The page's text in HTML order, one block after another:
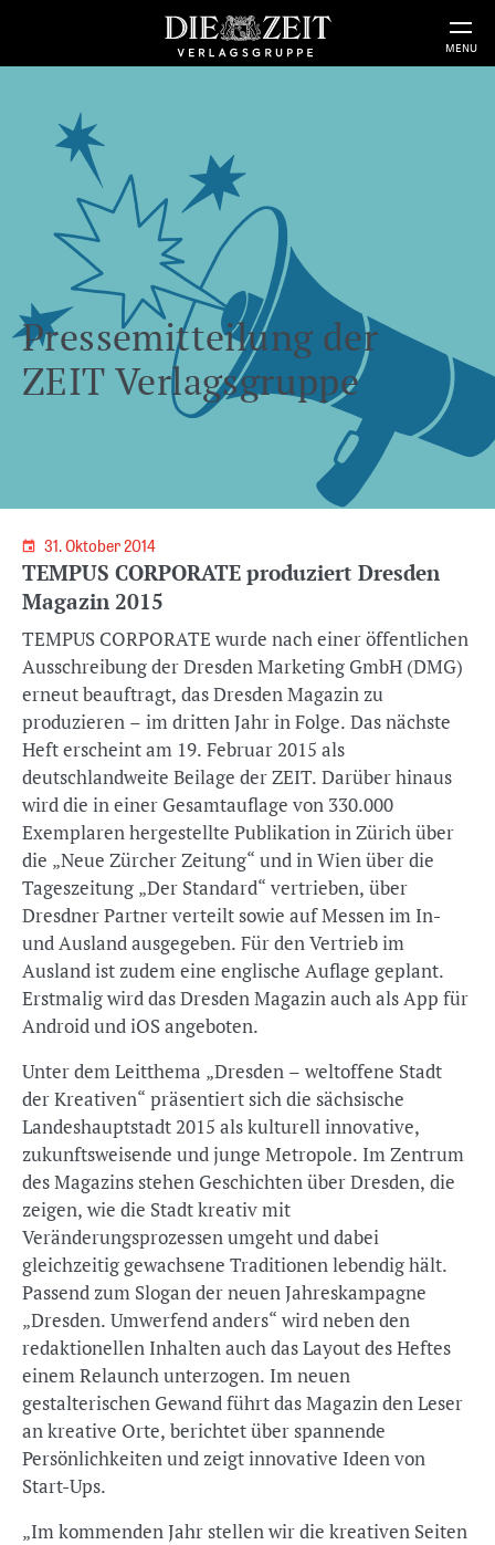
MENU
Pressemitteilung der
ZEIT Verlagsgruppe
31. Oktober 2014
TEMPUS CORPORATE produziert Dresden
Magazin 2015
TEMPUS CORPORATE wurde nach einer öffentlichen
Ausschreibung der Dresden Marketing GmbH (DMG)
erneut beauftragt, das Dresden Magazin zu
produzieren – im dritten Jahr in Folge. Das nächste
Heft erscheint am 19. Februar 2015 als
deutschlandweite Beilage der ZEIT. Darüber hinaus
wird die in einer Gesamtauflage von 330.000
Exemplaren hergestellte Publikation in Zürich über
die „Neue Zürcher Zeitung“ und in Wien über die
Tageszeitung „Der Standard“ vertrieben, über
Dresdner Partner verteilt sowie auf Messen im In-
und Ausland ausgegeben. Für den Vertrieb im
Ausland ist zudem eine englische Auflage geplant.
Erstmalig wird das Dresden Magazin auch als App für
Android und iOS angeboten.
Unter dem Leitthema „Dresden – weltoffene Stadt
der Kreativen“ präsentiert sich die sächsische
Landeshauptstadt 2015 als kulturell innovative,
zukunftsweisende und junge Metropole. Im Zentrum
des Magazins stehen Geschichten über Dresden, die
zeigen, wie die Stadt kreativ mit
Veränderungsprozessen umgeht und dabei
gleichzeitig gewachsene Traditionen lebendig hält.
Passend zum Slogan der neuen Jahreskampagne
„Dresden. Umwerfend anders“ wird neben den
redaktionellen Inhalten auch das Layout des Heftes
einem Relaunch unterzogen. Im neuen
gestalterischen Gewand führt das Magazin den Leser
an kreative Orte, berichtet über spannende
Persönlichkeiten und zeigt innovative Ideen von
Start-Ups.
„Im kommenden Jahr stellen wir die kreativen Seiten